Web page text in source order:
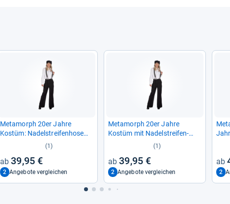
Meta­morph 20er Jahre
Kostüm: Nadel­strei­fen­hose
mit Schie­ber­mütze
(1)
39,95 €
2 Angebote vergleichen
Meta­morph 20er Jahre
Kostüm mit Nadel­strei­fen­
hose und Mütze(1)
39,95 €
2 Angebote vergleichen 2